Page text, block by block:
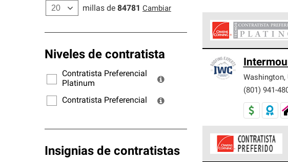
millas de 84781 Cambiar
Niveles de contratista
Contratista Preferencial
Platinum
Contratista Preferencial
Insignias de contratistas
cumplen con
ofrecer nuestra
Washington,
(801) 941-